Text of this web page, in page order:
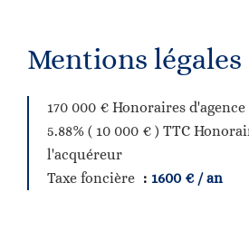
Mentions légales
170 000 € Honoraires
5.88% ( 10 000 € ) TTC
l'acquéreur
Taxe foncière
1600 € / an